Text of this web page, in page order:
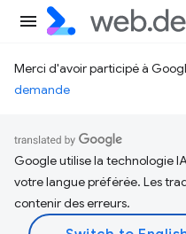
Merci d'avoir participé à
demande
Google utilise la technologie
votre langue préférée. Les
contenir des erreurs.